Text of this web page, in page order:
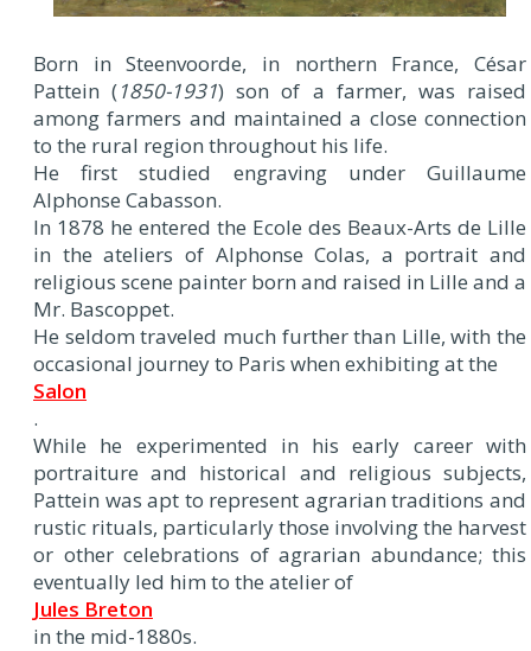
Born in Steenvoorde, in northern France, César
Pattein (1850-1931) son of a farmer, was raised
among farmers and maintained a close connection
to the rural region throughout his life.
He first studied engraving under Guillaume
Alphonse Cabasson.
In 1878 he entered the Ecole des Beaux-Arts de Lille
in the ateliers of Alphonse Colas, a portrait and
religious scene painter born and raised in Lille and a
Mr. Bascoppet.
He seldom traveled much further than Lille, with the
occasional journey to Paris when exhibiting at the
Salon
.
While he experimented in his early career with
portraiture and historical and religious subjects,
Pattein was apt to represent agrarian traditions and
rustic rituals, particularly those involving the harvest
or other celebrations of agrarian abundance; this
eventually led him to the atelier of
Jules Breton
in the mid-1880s.